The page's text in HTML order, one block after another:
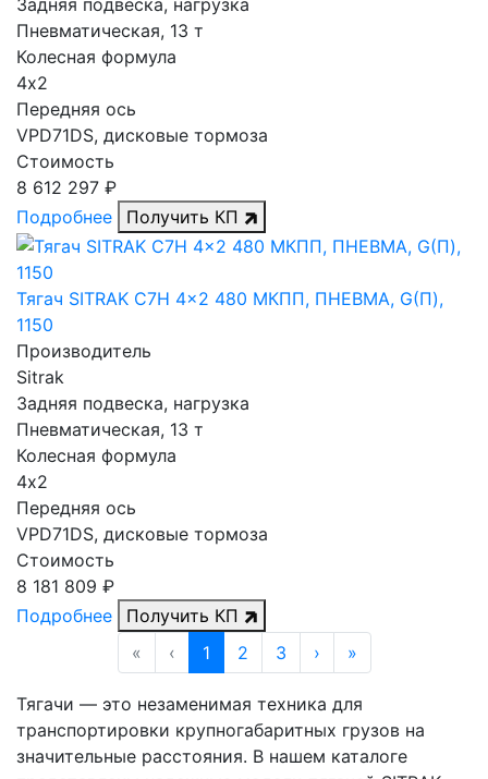
Задняя подвеска, нагрузка
Пневматическая, 13 т
Колесная формула
4х2
Передняя ось
VPD71DS, дисковые тормоза
Стоимость
8 612 297 ₽
Подробнее
Получить КП
Тягач SITRAK C7H 4x2 480 МКПП, ПНЕВМА, G(П),
1150
Производитель
Sitrak
Задняя подвеска, нагрузка
Пневматическая, 13 т
Колесная формула
4х2
Передняя ось
VPD71DS, дисковые тормоза
Стоимость
8 181 809 ₽
Подробнее
Получить КП
«
‹ 1 2 3 › »
Тягачи — это незаменимая техника для
транспортировки крупногабаритных грузов на
значительные расстояния. В нашем каталоге